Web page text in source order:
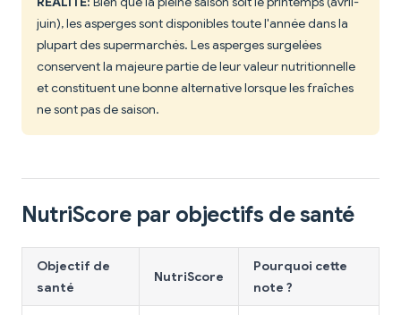
juin), les asperges sont disponibles toute l'année dans la
plupart des supermarchés. Les asperges surgelées
conservent la majeure partie de leur valeur nutritionnelle
et constituent une bonne alternative lorsque les fraîches
ne sont pas de saison.
NutriScore par objectifs de santé
Objectif de
santé
NutriScore
Pourquoi cette
note ?